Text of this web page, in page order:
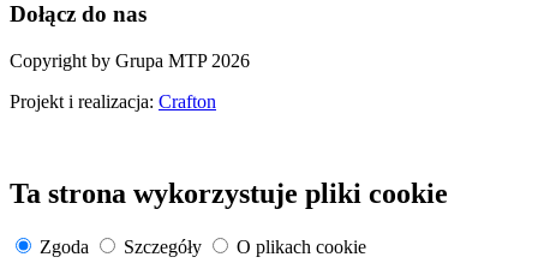
Dołącz do nas
Copyright by Grupa MTP 2026
Projekt i realizacja: Crafton
Ta strona wykorzystuje pliki cookie
Zgoda Szczegóły
O plikach cookie